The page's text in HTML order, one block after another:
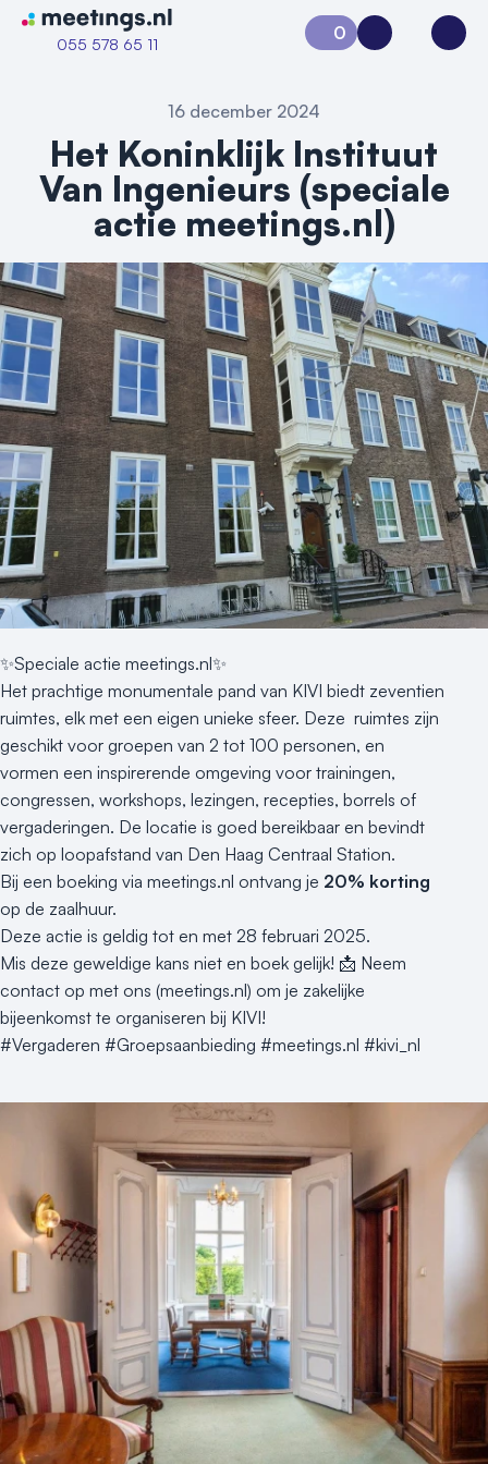
Naar home van Meetings
055 578 65 11
Vraag locatie aan
Locatiegids
Meld locatie aan
Nieuws
Reviews (5⭐️)
Contact
0
Aanvraag 0Inloggen
16 december 2024
Het Koninklijk Instituut
Van Ingenieurs (speciale
actie meetings.nl)
✨Speciale actie meetings.nl✨
Het prachtige monumentale pand van KIVI biedt zeventien
ruimtes, elk met een eigen unieke sfeer. Deze ruimtes zijn
geschikt voor groepen van 2 tot 100 personen, en
vormen een inspirerende omgeving voor trainingen,
congressen, workshops, lezingen, recepties, borrels of
vergaderingen. De locatie is goed bereikbaar en bevindt
zich op loopafstand van Den Haag Centraal Station.
Bij een boeking via meetings.nl ontvang je 20% korting
op de zaalhuur.
Deze actie is geldig tot en met 28 februari 2025.
Mis deze geweldige kans niet en boek gelijk! 📩 Neem
contact op met ons (meetings.nl) om je zakelijke
bijeenkomst te organiseren bij KIVI!
#Vergaderen #Groepsaanbieding #meetings.nl #kivi_nl